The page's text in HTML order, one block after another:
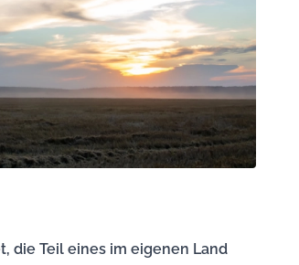
die Teil eines im eigenen Land